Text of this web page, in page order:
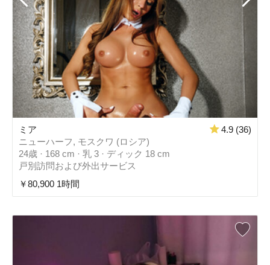
ミア
4.9 (36)
ニューハーフ, モスクワ (ロシア)
24歳 · 168 cm · 乳 3 · ディック 18 cm
戸別訪問および外出サービス
￥80,900 1時間